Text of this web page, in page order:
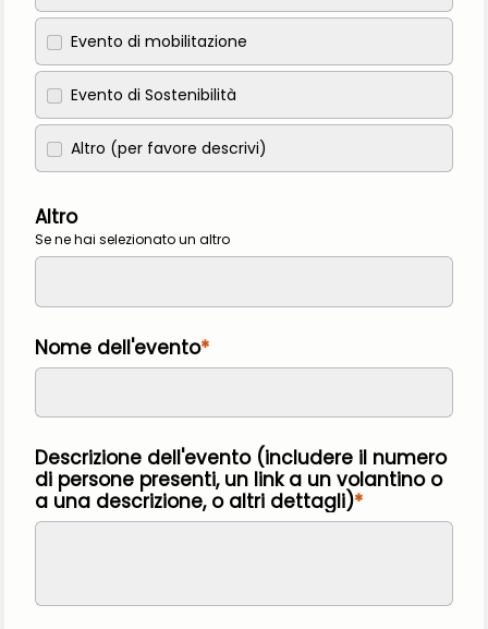
Evento di mobilitazione
Evento di Sostenibilità
Altro (per favore descrivi)
Altro
Se ne hai selezionato un altro
Nome dell'evento
Descrizione dell'evento (includere il numero
di persone presenti, un link a un volantino o
a una descrizione, o altri dettagli)